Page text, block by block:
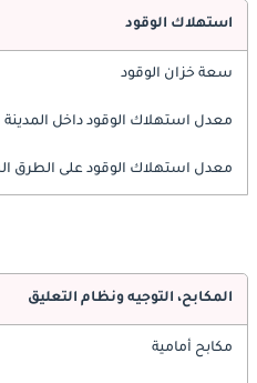
استهلاك الوقود
سعة خزان الوقود
معدل استهلاك الوقود داخل المدينة
معدل استهلاك الوقود على الطرق
المكابح، التوجيه ونظام التعليق
مكابح أمامية